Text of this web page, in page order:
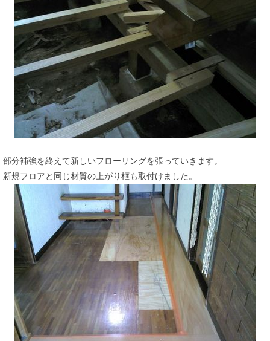
部分補強を終えて新しいフローリングを張っていきます。
新規フロアと同じ材質の上がり框も取付けました。